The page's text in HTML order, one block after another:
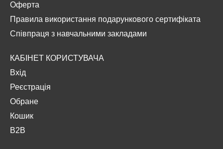
Оферта
Правила використання подарункового сертифіката
Співпраця з навчальними закладами
КАБІНЕТ КОРИСТУВАЧА
Вхід
Реєстрація
Обране
Кошик
B2B